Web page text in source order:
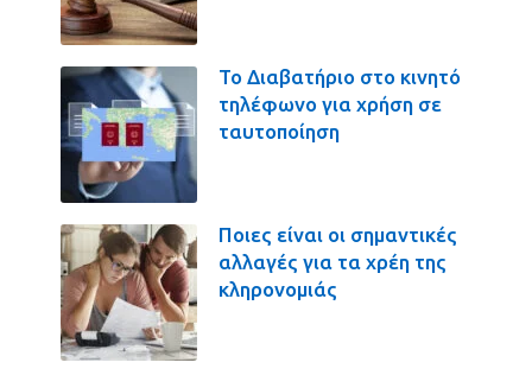
Το Διαβατήριο στο κινητό
τηλέφωνο για χρήση σε
ταυτοποίηση
Ποιες είναι οι σημαντικές
αλλαγές για τα χρέη της
κληρονομιάς